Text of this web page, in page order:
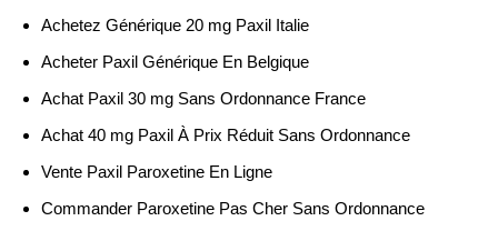
Achetez Générique 20 mg Paxil Italie
Acheter Paxil Générique En Belgique
Achat Paxil 30 mg Sans Ordonnance France
Achat 40 mg Paxil À Prix Réduit Sans Ordonnance
Vente Paxil Paroxetine En Ligne
Commander Paroxetine Pas Cher Sans Ordonnance